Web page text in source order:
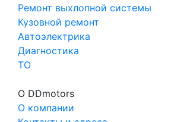
Ремонт выхлопной системы
Кузовной ремонт
Автоэлектрика
Диагностика
ТО
О DDmotors
О компании